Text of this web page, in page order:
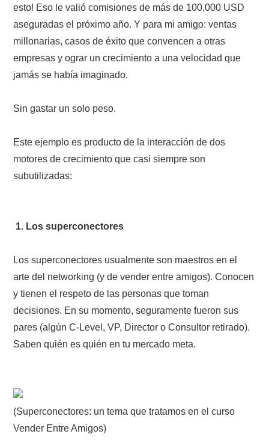
esto! Eso le valió comisiones de más de 100,000 USD
aseguradas el próximo año. Y para mi amigo: ventas
millonarias, casos de éxito que convencen a otras
empresas y ograr un crecimiento a una velocidad que
jamás se había imaginado.
Sin gastar un solo peso.
Este ejemplo es producto de la interacción de dos
motores de crecimiento que casi siempre son
subutilizadas:
1. Los superconectores
Los superconectores usualmente son maestros en el
arte del networking (y de vender entre amigos). Conocen
y tienen el respeto de las personas que toman
decisiones. En su momento, seguramente fueron sus
pares (algún C-Level, VP, Director o Consultor retirado).
Saben quién es quién en tu mercado meta.
(Superconectores: un tema que tratamos en el curso
Vender Entre Amigos)